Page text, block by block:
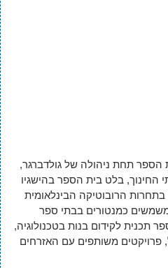
הספר תחת ניהולה של גולדברגר,
החינוך, בלט בית הספר בהישגיו
בתחרות הרובוטיקה הבינלאומית
משמשים כמנטורים בבתי ספר
תכנית לקידום בנות בטכנולוגיה,
פרויקטים משותפים עם האזרחים